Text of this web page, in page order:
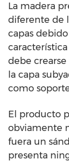
La madera
diferente de
capas
debe
la capa
como
El producto
obviamente
fuera un
presenta